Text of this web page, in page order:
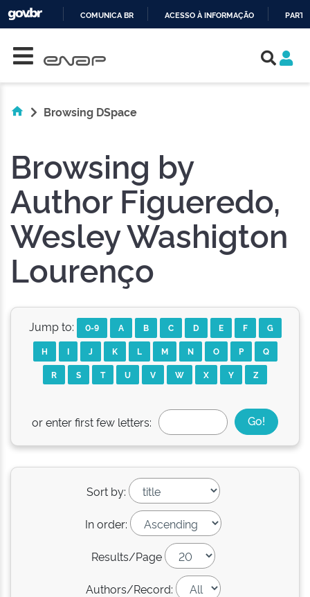
COMUNICA BR ACESSO À INFORMAÇÃO
Browsing DSpace
Browsing by
Author Figueredo,
Wesley Washigton
Lourenço
Jump to: 0-9 A B C D E F
G
H
I J K L M N O P
Q
R
S T U V W X Y Z
or enter first few letters:
Sort by:
In order:
Results/Page
Authors/Record: